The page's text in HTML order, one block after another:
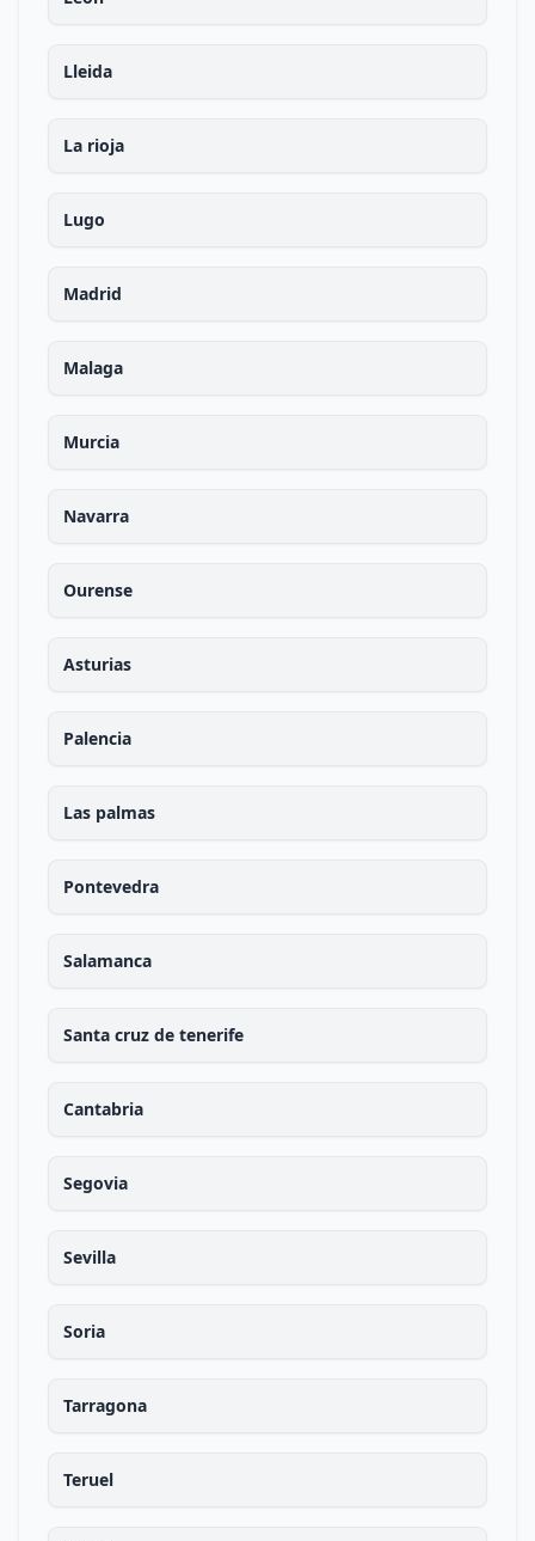
Lleida
La rioja
Lugo
Madrid
Malaga
Murcia
Navarra
Ourense
Asturias
Palencia
Las palmas
Pontevedra
Salamanca
Santa cruz de tenerife
Cantabria
Segovia
Sevilla
Soria
Tarragona
Teruel